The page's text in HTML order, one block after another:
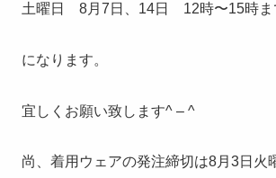
土曜日 8月7日、14日 12時〜15時ま
になります。
宜しくお願い致します^ – ^
尚、着用ウェアの発注締切は8月3日